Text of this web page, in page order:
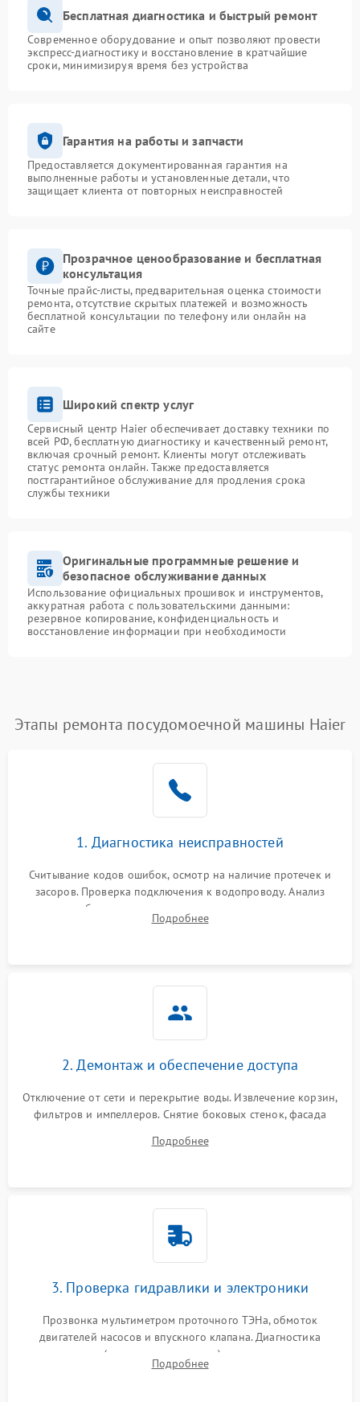
Бесплатная диагностика и быстрый ремонт
Современное оборудование и опыт позволяют провести
экспресс-диагностику и восстановление в кратчайшие
сроки, минимизируя время без устройства
Гарантия на работы и запчасти
Предоставляется документированная гарантия на
выполненные работы и установленные детали, что
защищает клиента от повторных неисправностей
Прозрачное ценообразование и бесплатная
консультация
Точные прайс-листы, предварительная оценка стоимости
ремонта, отсутствие скрытых платежей и возможность
бесплатной консультации по телефону или онлайн на
сайте
Широкий спектр услуг
Сервисный центр Haier обеспечивает доставку техники по
всей РФ, бесплатную диагностику и качественный ремонт,
включая срочный ремонт. Клиенты могут отслеживать
статус ремонта онлайн. Также предоставляется
постгарантийное обслуживание для продления срока
службы техники
Оригинальные программные решение и
безопасное обслуживание данных
Использование официальных прошивок и инструментов,
аккуратная работа с пользовательскими данными:
резервное копирование, конфиденциальность и
восстановление информации при необходимости
Этапы ремонта посудомоечной машины Haier
1. Диагностика неисправностей
Считывание кодов ошибок, осмотр на наличие протечек и
засоров. Проверка подключения к водопроводу. Анализ
жалоб на отсутствие слива, нагрева, вращения
разбрызгивателей или срабатывание системы защиты
Подробнее
2. Демонтаж и обеспечение доступа
Отключение от сети и перекрытие воды. Извлечение корзин,
фильтров и импеллеров. Снятие боковых стенок, фасада
циркуляционному насосу, ТЭНу и сливной помпе.
Подробнее
3. Проверка гидравлики и электроники
Прозвонка мультиметром проточного ТЭНа, обмоток
двигателей насосов и впускного клапана. Диагностика
прессостата (датчика уровня воды), датчика мутности,
концевика дверцы и электронного модуля управления.
Подробнее